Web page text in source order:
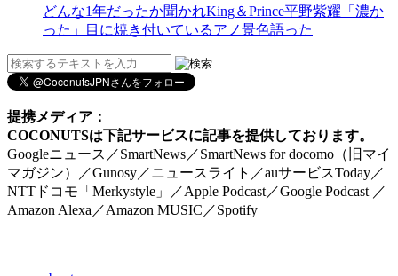
どんな1年だったか聞かれKing＆Prince平野紫耀「濃か
った」目に焼き付いているアノ景色語った
提携メディア：
COCONUTSは下記サービスに記事を提供しております。
Googleニュース／SmartNews／SmartNews for docomo（旧マイ
マガジン）／Gunosy／ニュースライト／auサービスToday／
NTTドコモ「Merkystyle」／Apple Podcast／Google Podcast ／
Amazon Alexa／Amazon MUSIC／Spotify